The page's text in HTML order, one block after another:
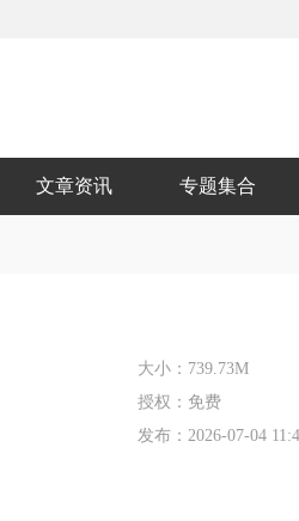
文章资讯 专题集合
大小： 739.73M
授权： 免费
发布：2026-07-04